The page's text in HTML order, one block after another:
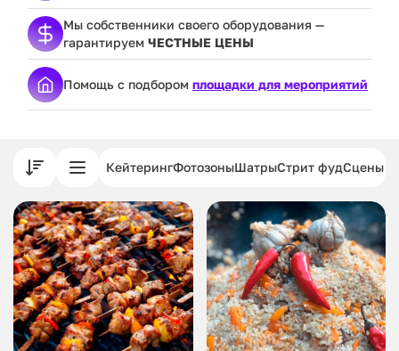
Мы собственники своего оборудования —
гарантируем ЧЕСТНЫЕ ЦЕНЫ
Помощь с подбором площадки для мероприятий
КейтерингФотозоныШатрыСтрит фудСцены